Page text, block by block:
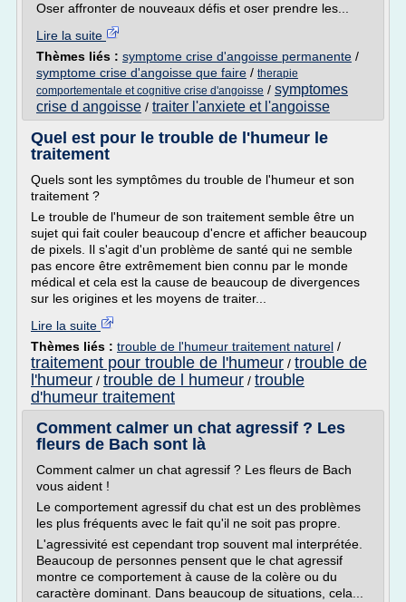
Oser affronter de nouveaux défis et oser prendre les...
Lire la suite
Thèmes liés : symptome crise d'angoisse permanente /
symptome crise d'angoisse que faire / therapie
comportementale et cognitive crise d'angoisse / symptomes
crise d angoisse / traiter l'anxiete et l'angoisse
Quel est pour le trouble de l'humeur le
traitement
Quels sont les symptômes du trouble de l'humeur et son
traitement ?
Le trouble de l'humeur de son traitement semble être un
sujet qui fait couler beaucoup d'encre et afficher beaucoup
de pixels. Il s'agit d'un problème de santé qui ne semble
pas encore être extrêmement bien connu par le monde
médical et cela est la cause de beaucoup de divergences
sur les origines et les moyens de traiter...
Lire la suite
Thèmes liés : trouble de l'humeur traitement naturel /
traitement pour trouble de l'humeur / trouble de
l'humeur / trouble de l humeur / trouble
d'humeur traitement
Comment calmer un chat agressif ? Les
fleurs de Bach sont là
Comment calmer un chat agressif ? Les fleurs de Bach
vous aident !
Le comportement agressif du chat est un des problèmes
les plus fréquents avec le fait qu'il ne soit pas propre.
L'agressivité est cependant trop souvent mal interprétée.
Beaucoup de personnes pensent que le chat agressif
montre ce comportement à cause de la colère ou du
caractère dominant. Dans beaucoup de situations, cela...